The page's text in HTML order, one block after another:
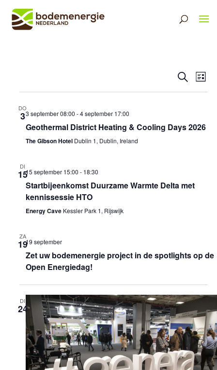
Zoeken
Zoeken
Lijst
een
datum.
DO
33 september 08:00 -4 september 17:00
Geothermal District Heating & Cooling Days 2026
The Gibson Hotel Dublin 1, Dublin, Ireland
DI
1515 september 15:00 - 18:30
Startbijeenkomst Duurzame Warmte Delta met
kennissessie HTO
Energy Cave Kessler Park 1, Rijswijk
ZA
1919 september
Zet uw bodemenergie project in de spotlights op de
Open Energiedag!
DI
24